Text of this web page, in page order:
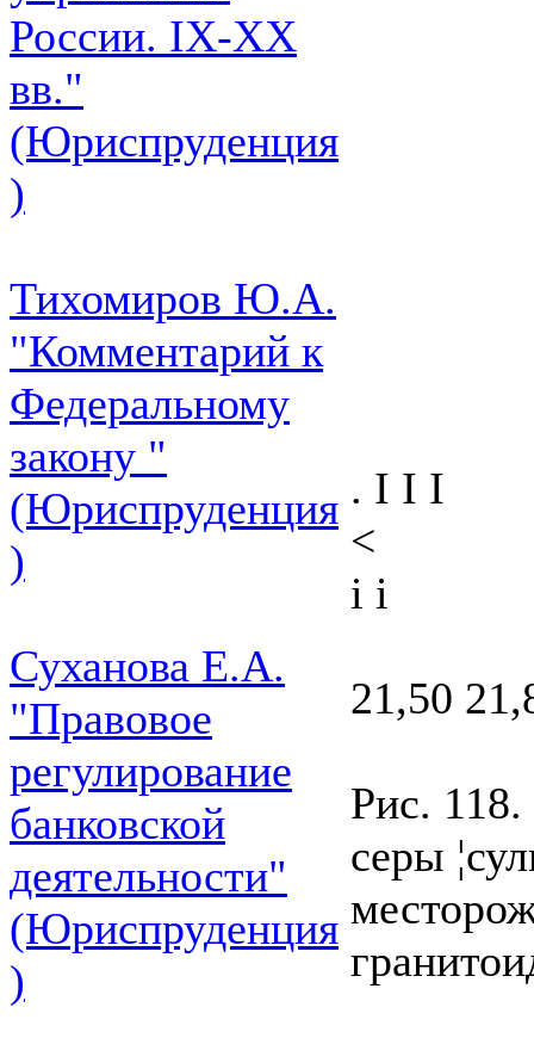
России. IХ-ХХ
вв."
(Юриспруденция
)
Тихомиров Ю.А.
"Комментарий к
Федеральному
закону "
(Юриспруденция
)
Суханова Е.А.
"Правовое
регулирование
банковской
деятельности"
(Юриспруденция
)
. I I I
<
і і
21,50
Рис. 118.
серы